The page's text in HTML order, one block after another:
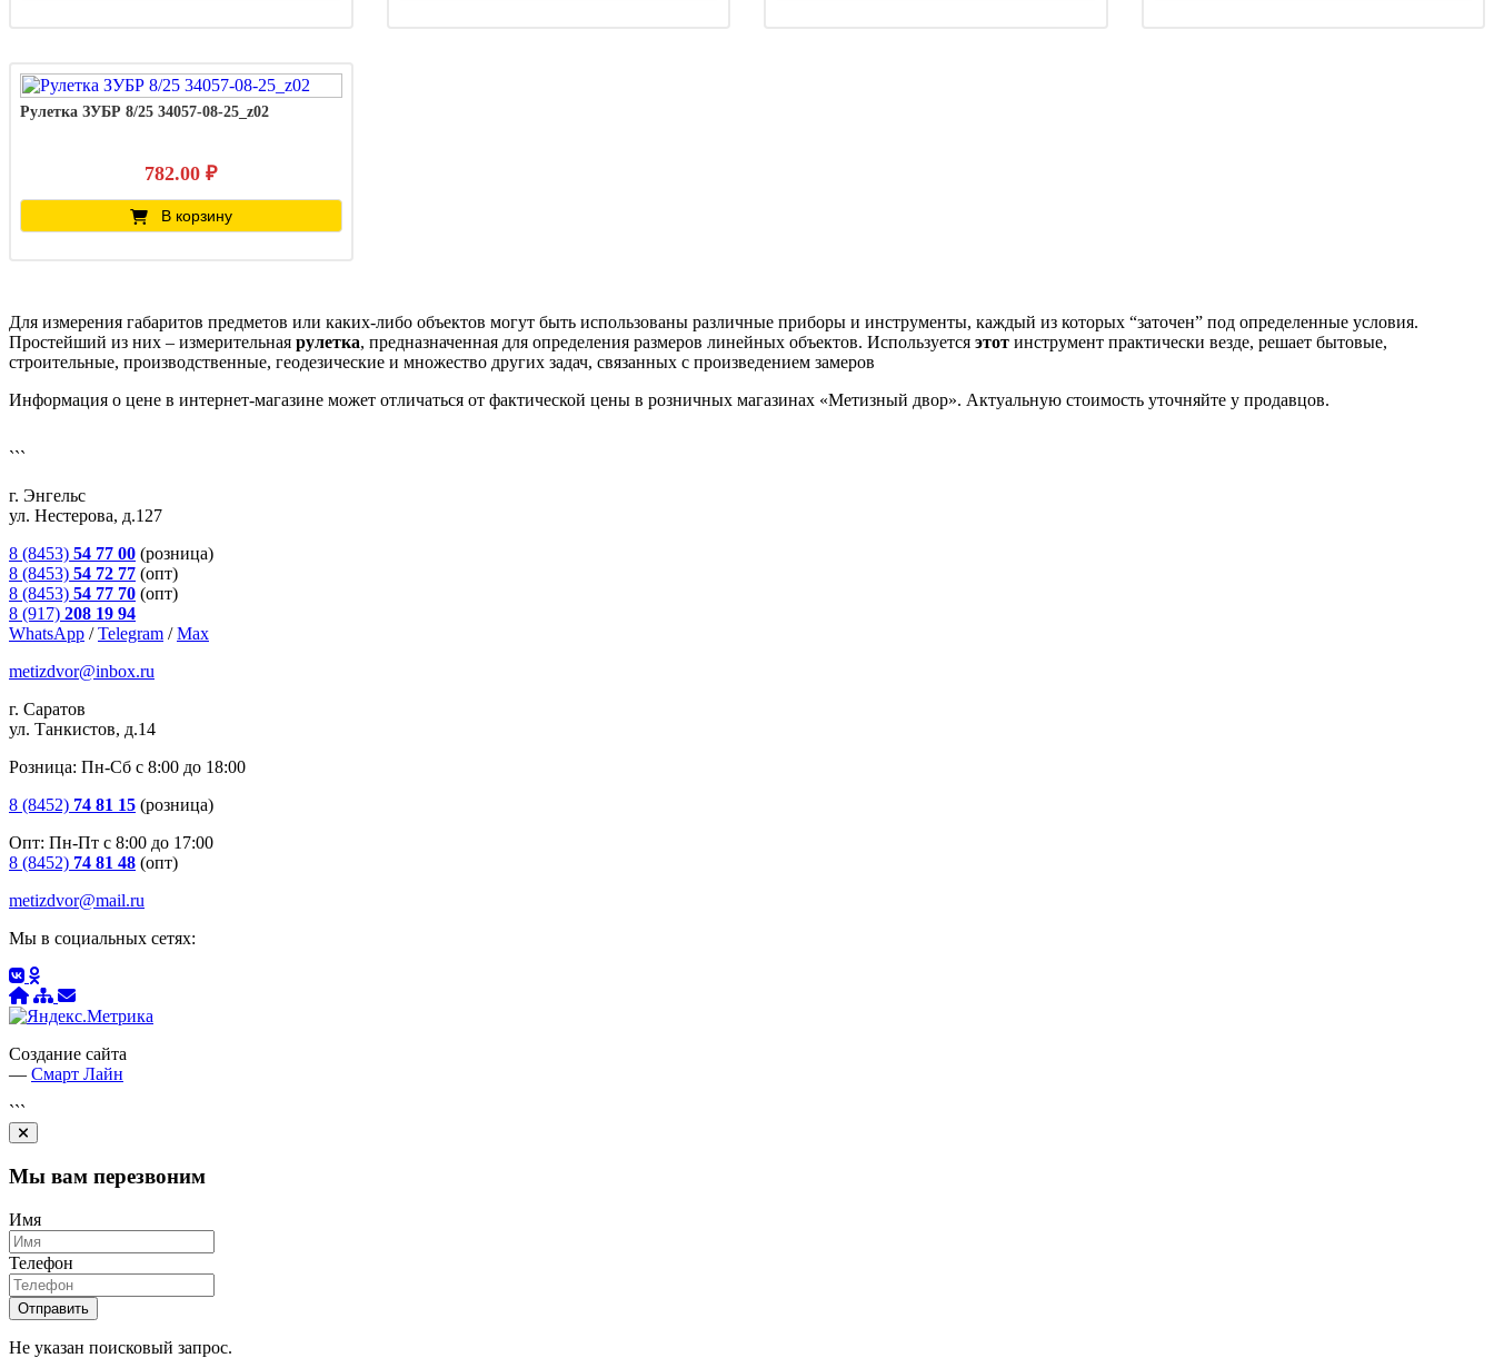
Рулетка ЗУБР 8/25 34057-08-25_z02
782.00 ₽
В корзину
Для измерения габаритов предметов или каких-либо объектов могут быть использованы различные приборы и инструменты, каждый из которых “заточен” под определенные условия.
Простейший из них – измерительная рулетка, предназначенная для определения размеров линейных объектов. Используется этот инструмент практически везде, решает бытовые,
строительные, производственные, геодезические и множество других задач, связанных с произведением замеров
Информация о цене в интернет-магазине может отличаться от фактической цены в розничных магазинах «Метизный двор». Актуальную стоимость уточняйте у продавцов.
```
г. Энгельс
ул. Нестерова, д.127
8 (8453) 54 77 00 (розница)
8 (8453) 54 72 77 (опт)
8 (8453) 54 77 70 (опт)
8 (917) 208 19 94
WhatsApp /Telegram /Max
metizdvor@inbox.ru
г. Саратов
ул. Танкистов, д.14
Розница: Пн-Сб с 8:00 до 18:00
8 (8452) 74 81 15 (розница)
Опт: Пн-Пт с 8:00 до 17:00
8 (8452) 74 81 48 (опт)
metizdvor@mail.ru
Мы в социальных сетях:
Создание сайта
— Смарт Лайн
```
Закрыть
Мы вам перезвоним
Имя
Телефон
Отправить
Не указан поисковый запрос.